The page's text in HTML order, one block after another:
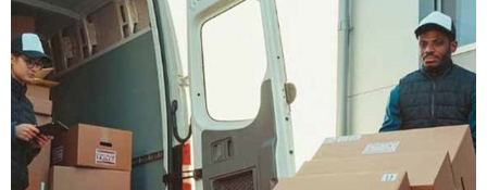
Meble tapicerowane, Witryny , Komody,
Zobacz meble do salonu